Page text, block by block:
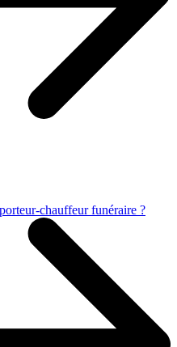
chauffeur funéraire ?